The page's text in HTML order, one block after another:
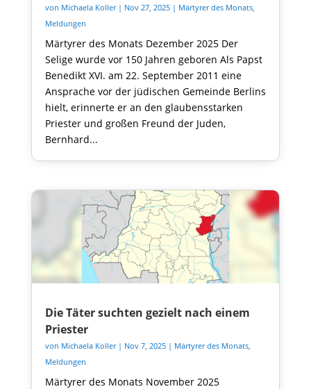
von Michaela Koller| Nov 27, 2025| Märtyrer des Monats,
Meldungen
Märtyrer des Monats Dezember 2025 Der
Selige wurde vor 150 Jahren geboren Als Papst
Benedikt XVI. am 22. September 2011 eine
Ansprache vor der jüdischen Gemeinde Berlins
hielt, erinnerte er an den glaubensstarken
Priester und großen Freund der Juden,
Bernhard...
Die Täter suchten gezielt nach einem
Priester
von Michaela Koller| Nov 7, 2025| Märtyrer des Monats,
Meldungen
Märtyrer des Monats November 2025